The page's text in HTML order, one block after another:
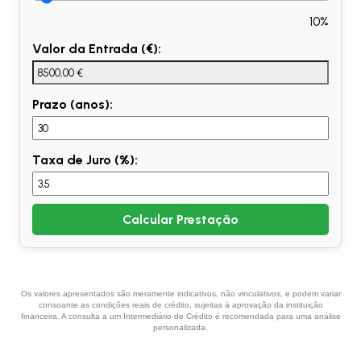
10%
Valor da Entrada (€):
Prazo (anos):
Taxa de Juro (%):
Calcular Prestação
Os valores apresentados são meramente indicativos, não vinculativos, e podem variar
consoante as condições reais de crédito, sujeitas à aprovação da instituição
financeira. A consulta a um Intermediário de Crédito é recomendada para uma análise
personalizada.